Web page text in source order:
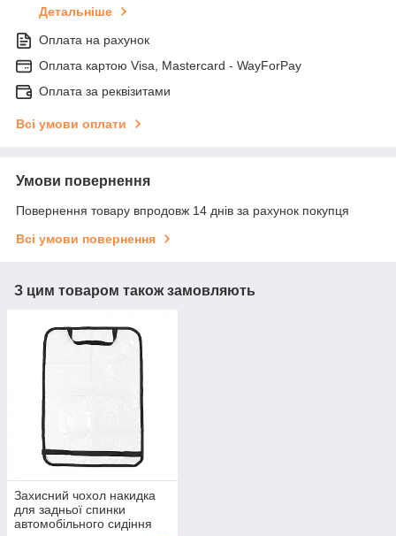
Детальніше
Оплата на рахунок
Оплата картою Visa, Mastercard - WayForPay
Оплата за реквізитами
Всі умови оплати
Умови повернення
Повернення товару впродовж 14 днів за рахунок покупця
Всі умови повернення
З цим товаром також замовляють
Захисний чохол накидка
для задньої спинки
автомобільного сидіння